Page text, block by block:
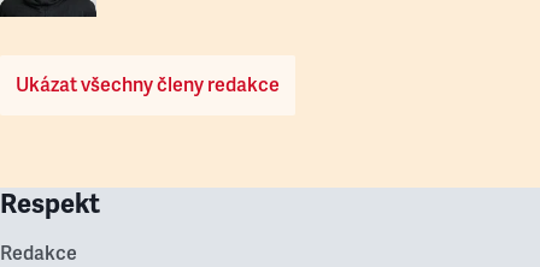
Ukázat všechny členy redakce
Respekt
Redakce